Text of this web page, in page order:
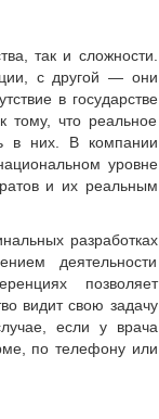
так и сложности.
с другой — они
в государстве
тому, что реальное
в них. В компании
уровне
и их реальным
разработках
деятельности
позволяет
видит свою задачу
если у врача
по телефону или